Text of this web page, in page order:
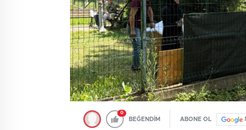
0
BEĞENDİM ABONE OL